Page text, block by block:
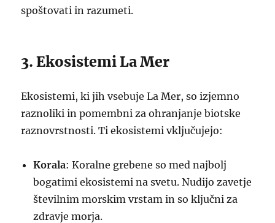
spoštovati in razumeti.
3. Ekosistemi La Mer
Ekosistemi, ki jih vsebuje La Mer, so izjemno
raznoliki in pomembni za ohranjanje biotske
raznovrstnosti. Ti ekosistemi vključujejo:
Korala: Koralne grebene so med najbolj
bogatimi ekosistemi na svetu. Nudijo zavetje
številnim morskim vrstam in so ključni za
zdravje morja.